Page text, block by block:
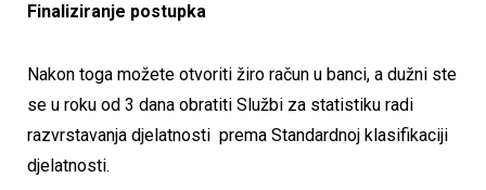
Finaliziranje postupka
Nakon toga možete otvoriti žiro račun u banci, a dužni ste
se u roku od 3 dana obratiti Službi za statistiku radi
razvrstavanja djelatnosti prema Standardnoj klasifikaciji
djelatnosti.